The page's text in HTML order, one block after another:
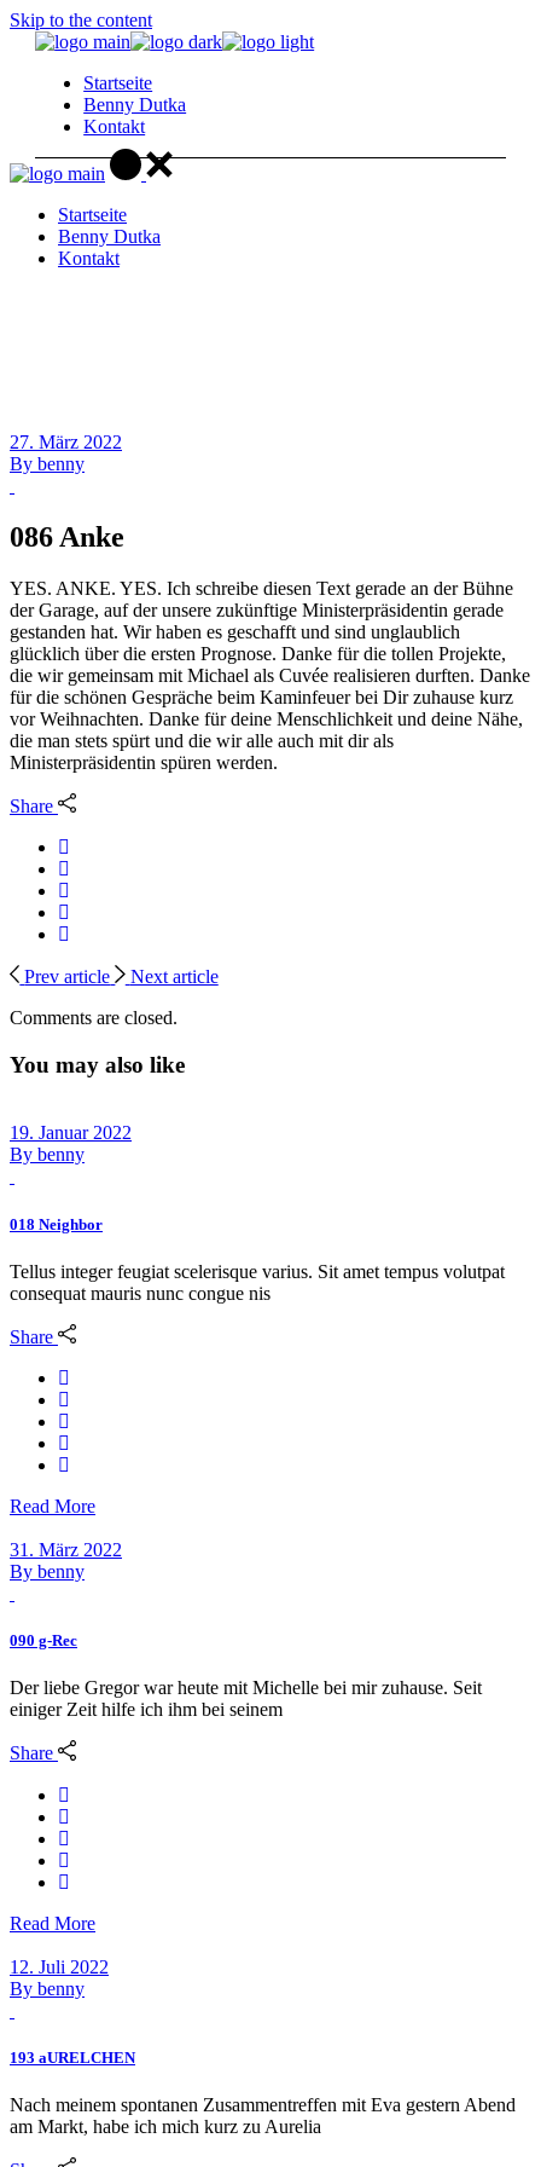
Skip to the content
Startseite
Benny Dutka
Kontakt
Startseite
Benny Dutka
Kontakt
27. März 2022
By benny
086 Anke
YES. ANKE. YES. Ich schreibe diesen Text gerade an der Bühne
der Garage, auf der unsere zukünftige Ministerpräsidentin gerade
gestanden hat. Wir haben es geschafft und sind unglaublich
glücklich über die ersten Prognose. Danke für die tollen Projekte,
die wir gemeinsam mit Michael als Cuvée realisieren durften. Danke
für die schönen Gespräche beim Kaminfeuer bei Dir zuhause kurz
vor Weihnachten. Danke für deine Menschlichkeit und deine Nähe,
die man stets spürt und die wir alle auch mit dir als
Ministerpräsidentin spüren werden.
Share
Prev article
Next article
Comments are closed.
You may also like
19. Januar 2022
By benny
018 Neighbor
Tellus integer feugiat scelerisque varius. Sit amet tempus volutpat
consequat mauris nunc congue nis
Share
Read More
31. März 2022
By benny
090 g-Rec
Der liebe Gregor war heute mit Michelle bei mir zuhause. Seit
einiger Zeit hilfe ich ihm bei seinem
Share
Read More
12. Juli 2022
By benny
193 aURELCHEN
Nach meinem spontanen Zusammentreffen mit Eva gestern Abend
am Markt, habe ich mich kurz zu Aurelia